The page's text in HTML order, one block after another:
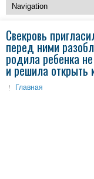
Свекровь
перед ними
родила ребенка
и решила открыть
Главная